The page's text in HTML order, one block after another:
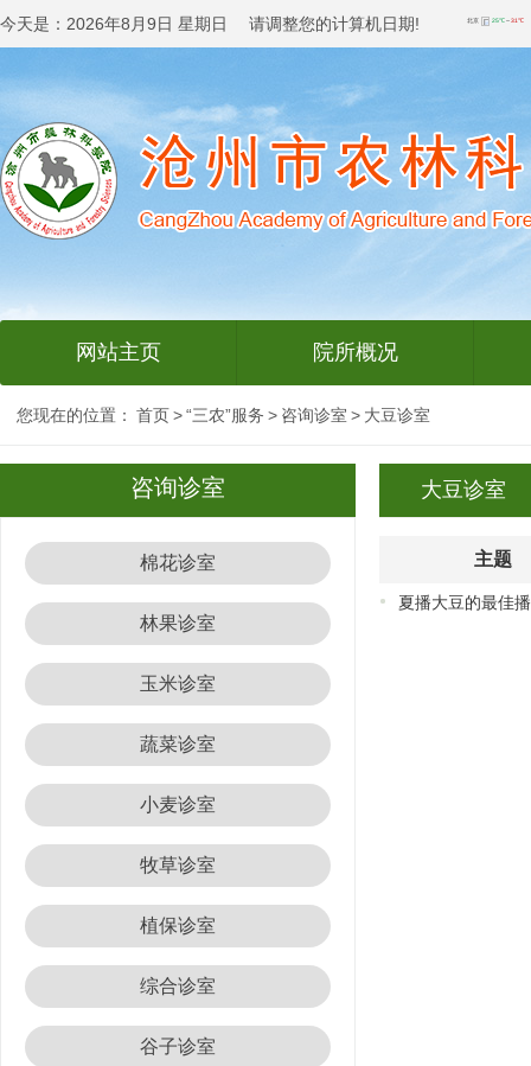
今天是： 2026年8月9日 星期日 请调整您的计算机日期!
网站主页 院所概况
您现在的位置： 首页>“三农”服务 > 咨询诊室 > 大豆诊室
咨询诊室
棉花诊室
林果诊室
玉米诊室
蔬菜诊室
小麦诊室
牧草诊室
植保诊室
综合诊室
谷子诊室
大豆诊室
主题
夏播大豆的最佳